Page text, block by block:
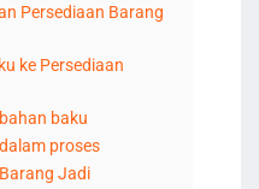
Persediaan Barang
ke Persediaan
baku
proses
Jadi